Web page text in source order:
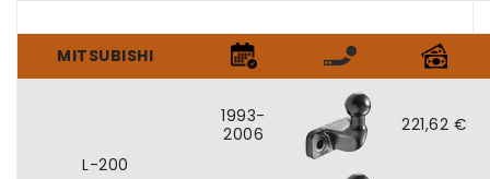
MITSUBISHI
L-200
1993-
2006
221,62 €